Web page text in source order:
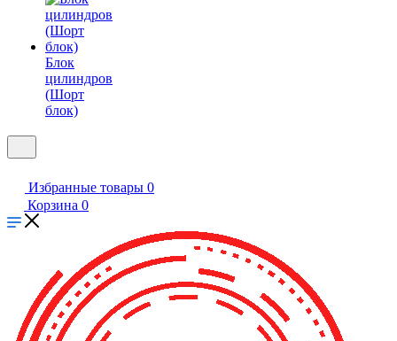
Блок
цилиндров
(Шорт
блок)
Избранные товары 0
Корзина 0